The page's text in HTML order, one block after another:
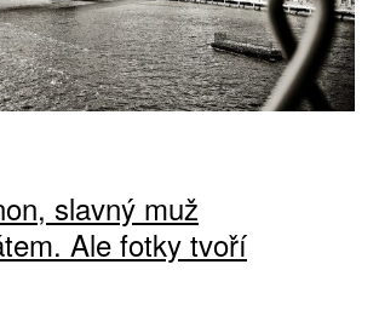
slavný muž
Ale fotky tvoří